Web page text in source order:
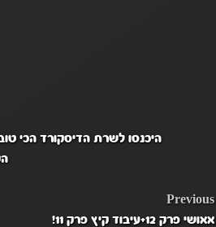
היכנסו לשרת הדיסקורד הכי
POST
Previous
אאושי פרק 12+עיבוד קיץ פרק 11!